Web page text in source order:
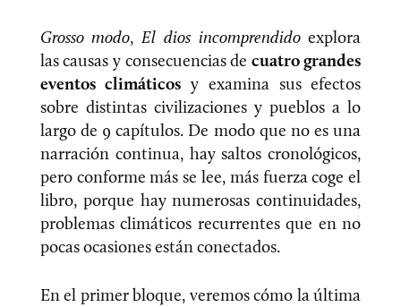
Grosso modo,El dios incomprendidoexplora
las causas y consecuencias de cuatro grandes
eventos climáticos y examina sus efectos
sobre distintas civilizaciones y pueblos a lo
largo de 9 capítulos. De modo que no es una
narración continua, hay saltos cronológicos,
pero conforme más se lee, más fuerza coge el
libro, porque hay numerosas continuidades,
problemas climáticos recurrentes que en no
pocas ocasiones están conectados.
En el primer bloque, veremos cómo la última